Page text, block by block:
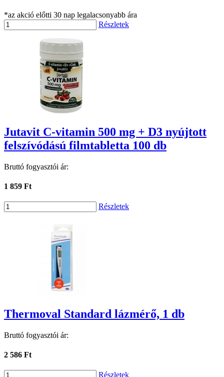
*az akció előtti 30 nap legalacsonyabb ára
Részletek
Jutavit C-vitamin 500 mg + D3 nyújtott
felszívódású filmtabletta 100 db
Bruttó fogyasztói ár:
1 859 Ft
Részletek
Thermoval Standard lázmérő, 1 db
Bruttó fogyasztói ár:
2 586 Ft
Részletek